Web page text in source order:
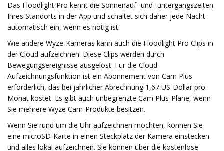
Das Floodlight Pro kennt die Sonnenauf- und -untergangszeiten
Ihres Standorts in der App und schaltet sich daher jede Nacht
automatisch ein, wenn es nötig ist.
Wie andere Wyze-Kameras kann auch die Floodlight Pro Clips in
der Cloud aufzeichnen. Diese Clips werden durch
Bewegungsereignisse ausgelöst. Für die Cloud-
Aufzeichnungsfunktion ist ein Abonnement von Cam Plus
erforderlich, das bei jährlicher Abrechnung 1,67 US-Dollar pro
Monat kostet. Es gibt auch unbegrenzte Cam Plus-Pläne, wenn
Sie mehrere Wyze Cam-Produkte besitzen.
Wenn Sie rund um die Uhr aufzeichnen möchten, können Sie
eine microSD-Karte in einen Steckplatz der Kamera einstecken
und alles lokal aufzeichnen. Sie können über die kostenlose